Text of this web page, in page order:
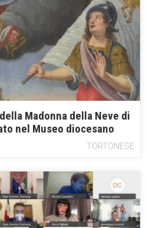
Madonna della Neve di
nel Museo diocesano
TORTONESE